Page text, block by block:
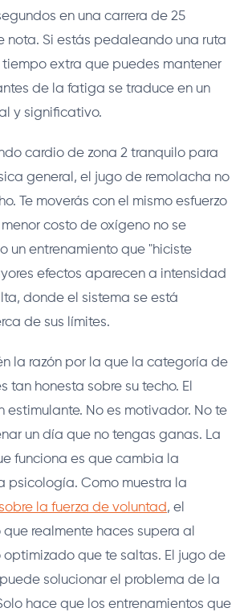
en una carrera de 25
nota. Si estás pedaleando una ruta
tiempo extra que puedes mantener
de la fatiga se traduce en un
y significativo.
cardio de zona 2 tranquilo para
general, el jugo de remolacha no
Te moverás con el mismo esfuerzo
costo de oxígeno no se
un entrenamiento que "hiciste
efectos aparecen a intensidad
donde el sistema se está
de sus límites.
la razón por la que la categoría de
tan honesta sobre su techo. El
estimulante. No es motivador. No te
un día que no tengas ganas. La
funciona es que cambia la
psicología. Como muestra la
la fuerza de voluntad, el
realmente haces supera al
optimizado que te saltas. El jugo de
solucionar el problema de la
hace que los entrenamientos que